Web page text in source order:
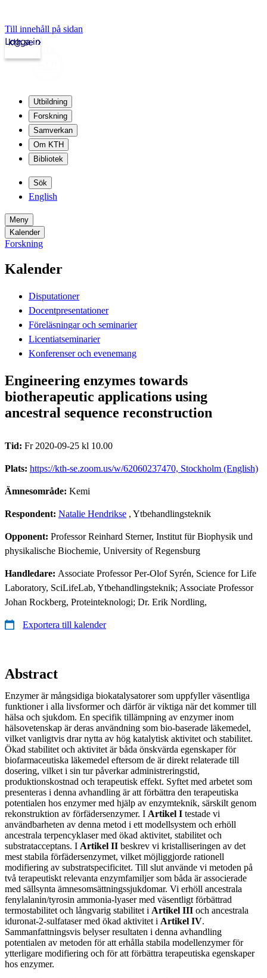
Till innehåll på sidan
kth.se
Logga in
Utbildning
Forskning
Samverkan
Om KTH
Bibliotek
Sök
English
Meny
Kalender
Forskning
Kalender
Disputationer
Docentpresentationer
Föreläsningar och seminarier
Licentiatseminarier
Konferenser och evenemang
Engineering enzymes towards
biotherapeutic applications using
ancestral sequence reconstruction
Tid: Fr 2020-09-25 kl 10.00
Plats: https://kth-se.zoom.us/w/62060237470​, Stockholm (English)
Ämnesområde: Kemi
Respondent: Natalie Hendrikse , Ytbehandlingsteknik
Opponent: Professor Reinhard Sterner, Institut für Biophysik und
physikalische Biochemie, University of Regensburg
Handledare: Associate Professor Per-Olof Syrén, Science for Life
Laboratory, SciLifeLab, Ytbehandlingsteknik; Associate Professor
Johan Rockberg, Proteinteknologi; Dr. Erik Nordling,
Exportera till kalender
Abstract
Enzymer är mångsidiga biokatalysatorer som uppfyller väsentliga
funktioner i alla livsformer och därför är viktiga när det kommer till
hälsa och sjukdom. En specifik tillämpning av enzymer inom
hälsovetenskap är deras användning som bio-baserade läkemedel,
vilket vanligtvis drar nytta av hög katalytisk aktivitet och stabilitet.
Ökad stabilitet och aktivitet är båda önskvärda egenskaper för
biofarmaceutiska läkemedel eftersom de är direkt relaterade till
dosering, vilket i sin tur påverkar administreringstid,
produktionskostnad och terapeutisk effekt. Syftet med arbetet som
presenteras i denna avhandling är att förbättra den terapeutiska
potentialen hos enzymer med hjälp av enzymteknik, särskilt genom
rekonstruktion av förfädersenzymer. I Artikel I testade vi
användbarheten av denna metod i ett modellsystem och erhöll
ancestrala terpencyklaser med ökad aktivitet, stabilitet och
substratacceptans. I Artikel II beskrev vi kristalliseringen av det
mest stabila förfädersenzymet, vilket möjliggjorde rationell
modifiering av substratspecificitet. Till slut använde vi metoden på
två terapeutiskt relevanta enzymfamiljer som båda är associerade
med sällsynta ämnesomsättningssjukdomar. Vi erhöll ancestrala
fenylalanin/tyrosin ammonia-lyaser med väsentligt förbättrad
termostabilitet och långvarig stabilitet i Artikel III och ancestrala
iduronat-2-sulfataser med ökad aktivitet i Artikel IV.
Sammanfattningsvis belyser resultaten i denna avhandling
potentialen av metoden för att erhålla stabila modellenzymer för
ytterligare modifiering och för att förbättra terapeutiska egenskaper
hos enzymer.